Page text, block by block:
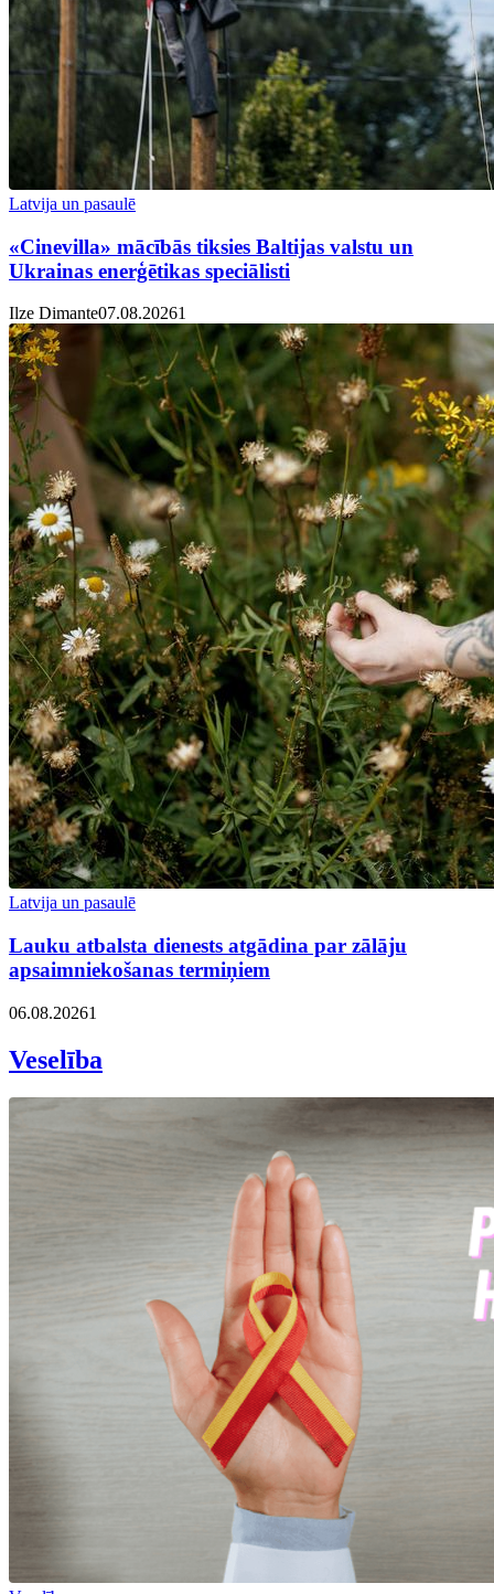
Latvija un pasaulē
«Cinevilla» mācībās tiksies Baltijas valstu un
Ukrainas enerģētikas speciālisti
Ilze Dimante07.08.20261
Latvija un pasaulē
Lauku atbalsta dienests atgādina par zālāju
apsaimniekošanas termiņiem
06.08.20261
Veselība